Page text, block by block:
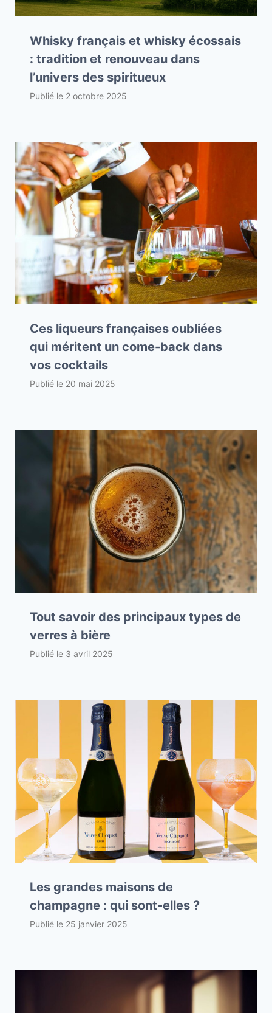
Whisky français et whisky écossais
: tradition et renouveau dans
l’univers des spiritueux
Publié le 2 octobre 2025
Ces liqueurs françaises oubliées
qui méritent un come-back dans
vos cocktails
Publié le 20 mai 2025
Tout savoir des principaux types de
verres à bière
Publié le 3 avril 2025
Les grandes maisons de
champagne : qui sont-elles ?
Publié le 25 janvier 2025